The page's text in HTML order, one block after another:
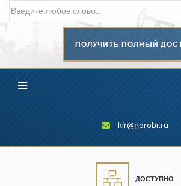
ПОЛУЧИТЬ ПОЛНЫЙ
kir@gorobr.ru
ДОСТУПНО